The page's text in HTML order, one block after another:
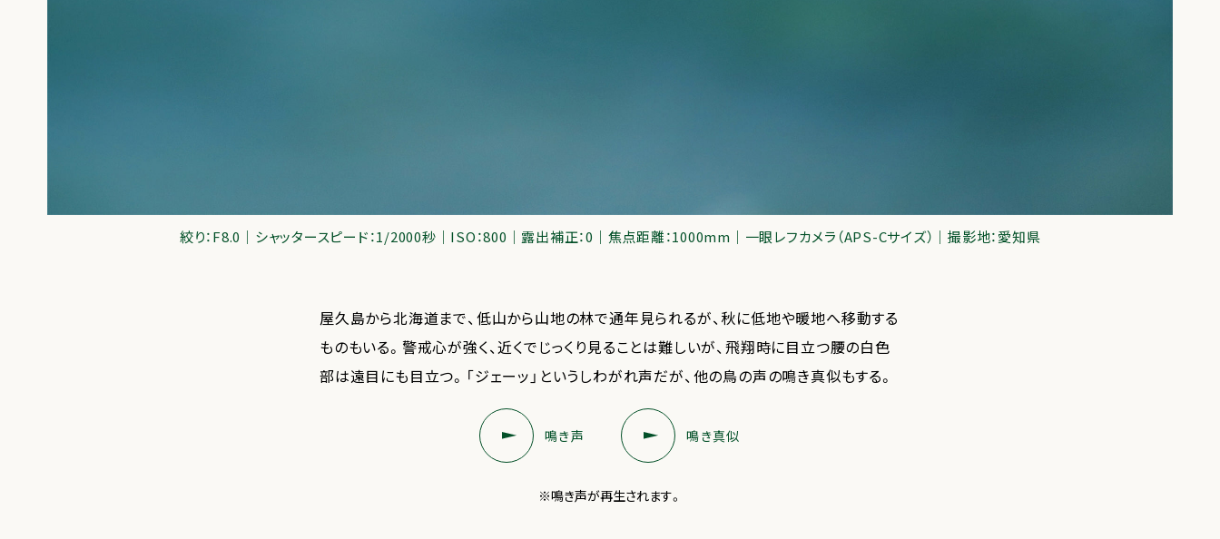
絞り：F8.0｜シャッタースピード：1/2000秒｜ISO：800｜露出補正：0｜焦点距離：1000mm｜一眼レフカメラ（APS-Cサイズ）｜撮影地：愛知県
屋久島から北海道まで、低山から山地の林で通年見られるが、秋に低地や暖地へ移動する
ものもいる。警戒心が強く、近くでじっくり見ることは難しいが、飛翔時に目立つ腰の白色
部は遠目にも目立つ。「ジェーッ」というしわがれ声だが、他の鳥の声の鳴き真似もする。
鳴き声 鳴き真似
※鳴き声が再生されます。